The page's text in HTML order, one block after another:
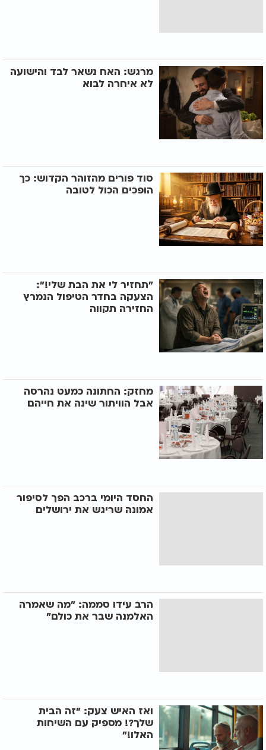
מרגש: האח נשאר לבד והישועה
לא איחרה לבוא
סוד פורים מהזוהר הקדוש: כך
הופכים הכול לטובה
"תחזיר לי את הבת שלי!":
הצעקה בחדר הטיפול הנמרץ
החזירה תקווה
מחזק: החתונה כמעט נהרסה
אבל הוויתור שינה את חייהם
החסד היומי ברכב הפך לסיפור
אמונה שריגש את ירושלים
הרב עידו סממה: "מה שאמרה
האלמנה שבר את כולם"
ואז האיש צעק: "זה הבית
שלך?! מספיק עם השיחות
האלו!"